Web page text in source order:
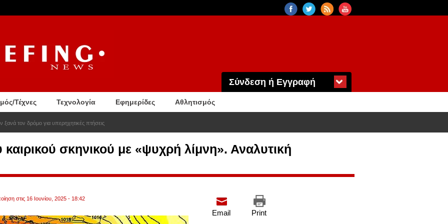
Σύνδεση ή Εγγραφή
Τέχνες Τεχνολογία Εφημερίδες Αθλητισμός
ξανά τον δρόμο για υπερηχητικές πτήσεις
σκηνικού με «ψυχρή λίμνη». Αναλυτική
στις 16 Ιουνίου, 2025 - 18:42
Print
Email